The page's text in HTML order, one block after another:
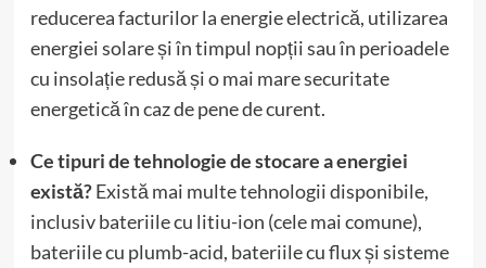
reducerea facturilor la energie electrică, utilizarea
energiei solare și în timpul nopții sau în perioadele
cu insolație redusă și o mai mare securitate
energetică în caz de pene de curent.
Ce tipuri de tehnologie de stocare a energiei
există?Există mai multe tehnologii disponibile,
inclusiv bateriile cu litiu-ion (cele mai comune),
bateriile cu plumb-acid, bateriile cu flux și sisteme